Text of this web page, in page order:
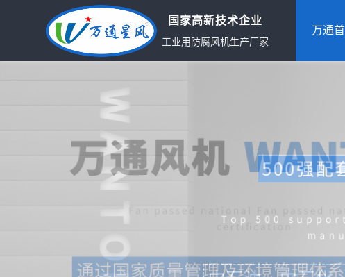
国家高新技术企业
工业用防腐风机生产厂家
万通